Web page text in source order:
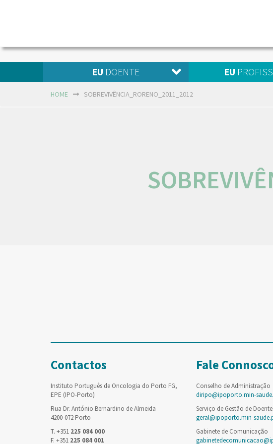
EU DOENTE EU
HOME SOBREVIVÊNCIA_RORENO_2011_2012
Contactos
Instituto Português de Oncologia do Porto FG,
EPE (IPO-Porto)
Rua Dr. António Bernardino de Almeida
4200-072 Porto
T. +351 225 084 000
F. +351 225 084 001
Fale
Conselho de Administração
diripo@ipoporto.min-
Serviço de Gestão de
geral@ipoporto.min-
Gabinete de Comunicação